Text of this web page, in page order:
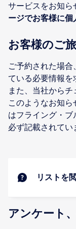
サービスをお知ら
ージでお客様に個
お客様のご
ご予約された場
ている必要情報を
また、当社からチ
このようなお知
はフライング・
必ず記載されてい
リストを
アンケート